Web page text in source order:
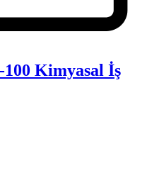
Kimyasal İş